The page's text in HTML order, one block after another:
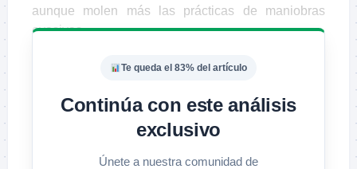
aunque molen más las prácticas de maniobras
evasivas.
Te queda el 83% del artículo
Continúa con este análisis
exclusivo
Únete a nuestra comunidad de